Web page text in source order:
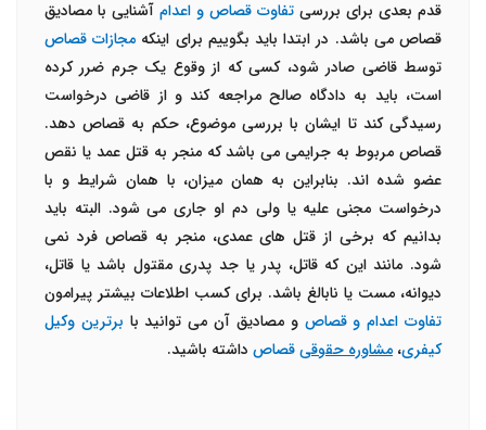
قدم بعدی برای بررسی تفاوت قصاص و اعدام آشنایی با مصادیق
قصاص می باشد. در ابتدا باید بگوییم برای اینکه مجازات قصاص
توسط قاضی صادر شود، کسی که از وقوع یک جرم ضرر کرده
است، باید به دادگاه صالح مراجعه کند و از قاضی درخواست
رسیدگی کند تا ایشان با بررسی موضوع، حکم به قصاص دهد.
قصاص مربوط به جرایمی می باشد که منجر به قتل عمد یا نقص
عضو شده اند. بنابراین به همان میزان، با همان شرایط و با
درخواست مجنی علیه یا ولی دم او جاری می شود. البته باید
بدانیم که برخی از قتل های عمدی، منجر به قصاص فرد نمی
شود. مانند این که قاتل، پدر یا جد پدری مقتول باشد یا قاتل،
دیوانه، مست یا نابالغ باشد. برای کسب اطلاعات بیشتر پیرامون
تفاوت اعدام و قصاص و مصادیق آن می توانید با برترین وکیل
کیفری، مشاوره حقوقیقصاص داشته باشید.